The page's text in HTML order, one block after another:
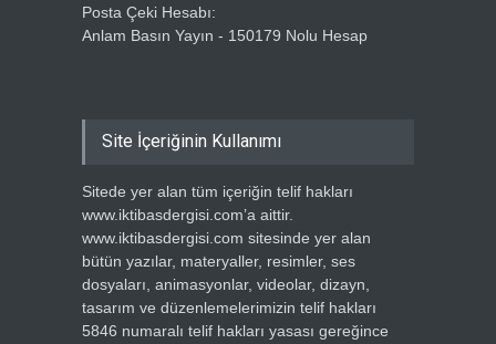
Posta Çeki Hesabı:
Anlam Basın Yayın - 150179 Nolu Hesap
Site İçeriğinin Kullanımı
Sitede yer alan tüm içeriğin telif hakları
www.iktibasdergisi.com’a aittir.
www.iktibasdergisi.com sitesinde yer alan
bütün yazılar, materyaller, resimler, ses
dosyaları, animasyonlar, videolar, dizayn,
tasarım ve düzenlemelerimizin telif hakları
5846 numaralı telif hakları yasası gereğince